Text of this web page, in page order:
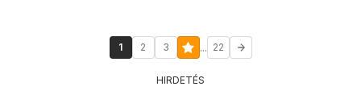
1 2 3 ... 22
HIRDETÉS